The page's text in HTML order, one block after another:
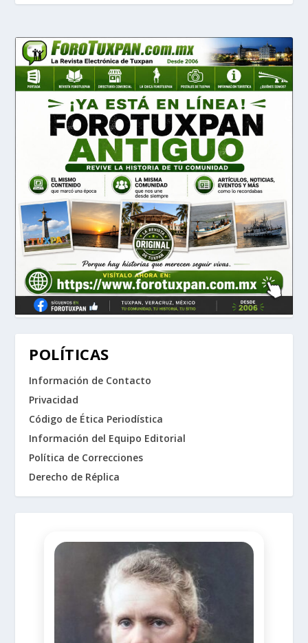
POLÍTICAS
Información de Contacto
Privacidad
Código de Ética Periodística
Información del Equipo Editorial
Política de Correcciones
Derecho de Réplica